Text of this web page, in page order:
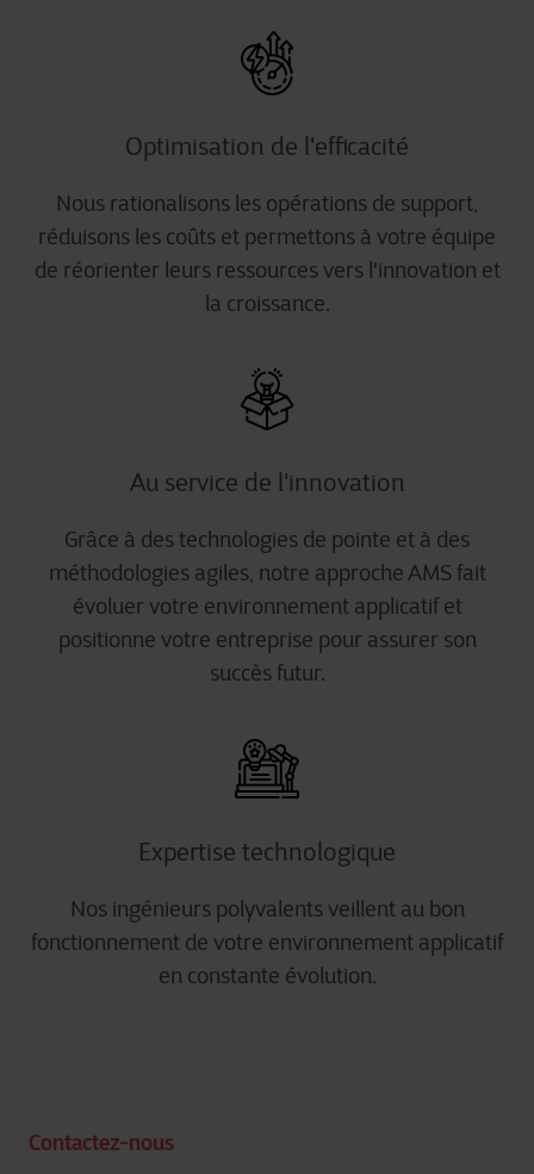
Optimisation de l'efficacité
Nous rationalisons les opérations de support,
réduisons les coûts et permettons à votre équipe
de réorienter leurs ressources vers l'innovation et
la croissance.
Au service de l'innovation
Grâce à des technologies de pointe et à des
méthodologies agiles, notre approche AMS fait
évoluer votre environnement applicatif et
positionne votre entreprise pour assurer son
succès futur.
Expertise technologique
Nos ingénieurs polyvalents veillent au bon
fonctionnement de votre environnement applicatif
en constante évolution.
Contactez-nous